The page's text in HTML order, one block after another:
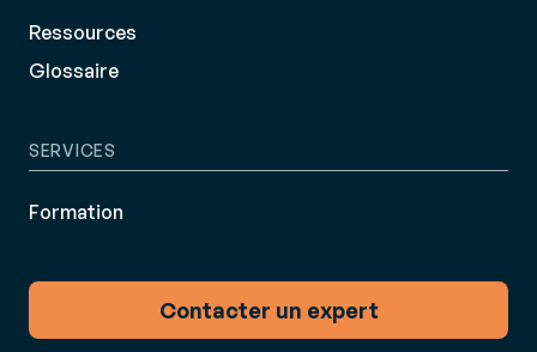
Ressources
Glossaire
SERVICES
Formation
Contacter un expert